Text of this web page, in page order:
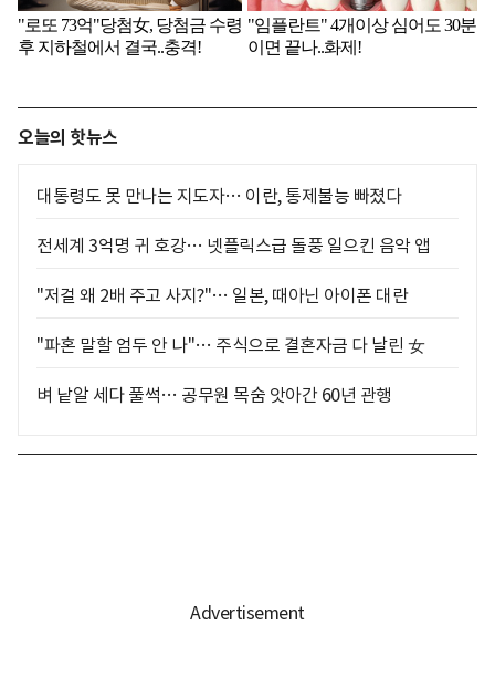
오늘의 핫뉴스
대통령도 못 만나는 지도자… 이란, 통제불능 빠졌다
전세계 3억명 귀 호강… 넷플릭스급 돌풍 일으킨 음악 앱
"저걸 왜 2배 주고 사지?"… 일본, 때아닌 아이폰 대란
"파혼 말할 엄두 안 나"… 주식으로 결혼자금 다 날린 女
벼 낱알 세다 풀썩… 공무원 목숨 앗아간 60년 관행